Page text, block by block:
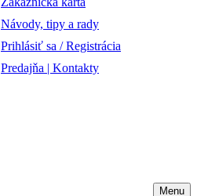
Návody, tipy a rady
Prihlásiť sa / Registrácia
Predajňa | Kontakty
Menu